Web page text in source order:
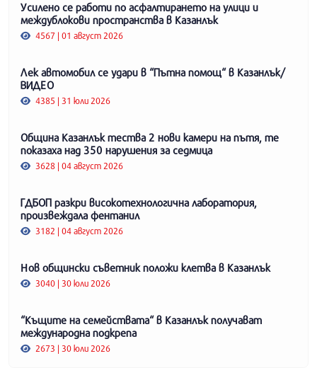
Усилено се работи по асфалтирането на улици и
междублокови пространства в Казанлък
4567 | 01 август 2026
Лек автомобил се удари в “Пътна помощ“ в Казанлък/
ВИДЕО
4385 | 31 юли 2026
Община Казанлък тества 2 нови камери на пътя, те
показаха над 350 нарушения за седмица
3628 | 04 август 2026
ГДБОП разкри високотехнологична лаборатория,
произвеждала фентанил
3182 | 04 август 2026
Нов общински съветник положи клетва в Казанлък
3040 | 30 юли 2026
“Къщите на семействата“ в Казанлък получават
международна подкрепа
2673 | 30 юли 2026